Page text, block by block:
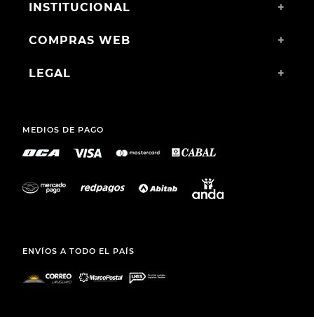
INSTITUCIONAL +
COMPRAS WEB +
LEGAL +
MEDIOS DE PAGO
ENVÍOS A TODO EL PAÍS